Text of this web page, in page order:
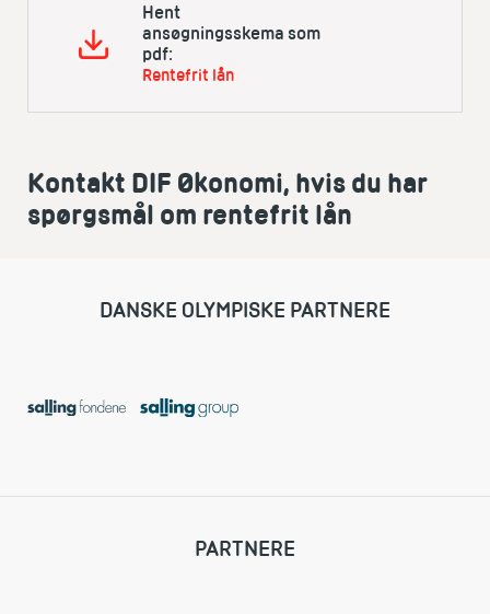
Hent
ansøgningsskema som
pdf:
Rentefrit lån
Kontakt DIF Økonomi, hvis du har
spørgsmål om rentefrit lån
DANSKE OLYMPISKE PARTNERE
PARTNERE